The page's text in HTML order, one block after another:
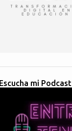
Escucha mi Podcast